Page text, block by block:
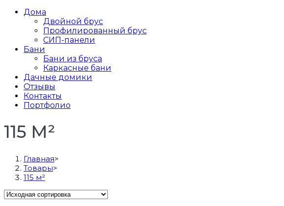
Дома
Двойной брус
Профилированный брус
СИП-панели
Бани
Бани из бруса
Каркасные бани
Дачные домики
Отзывы
Контакты
Портфолио
115 М²
Главная>
Товары>
115 м²